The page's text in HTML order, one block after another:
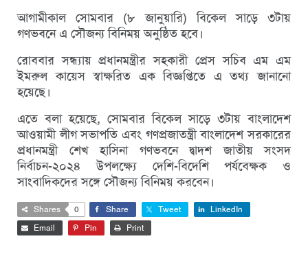
আগামীকাল সোমবার (৮ জানুয়ারি) বিকেল সাড়ে ৩টায়
গণভবনে এ সৌজন্য বিনিময় অনুষ্ঠিত হবে।
রোববার সন্ধ্যায় প্রধানমন্ত্রীর সহকারী প্রেস সচিব এম এম
ইমরুল কায়েস স্বাক্ষরিত এক বিজ্ঞপ্তিতে এ তথ্য জানানো
হয়েছে।
এতে বলা হয়েছে, সোমবার বিকেল সাড়ে ৩টায় বাংলাদেশ
আওয়ামী লীগ সভাপতি এবং গণপ্রজাতন্ত্রী বাংলাদেশ সরকারের
প্রধানমন্ত্রী শেখ হাসিনা গণভবনে দ্বাদশ জাতীয় সংসদ
নির্বাচন-২০২৪ উপলক্ষ্যে দেশি-বিদেশি পর্যবেক্ষক ও
সাংবাদিকদের সঙ্গে সৌজন্য বিনিময় করবেন।
Shares 0 Share Tweet
LinkedIn
Email
Pin Print